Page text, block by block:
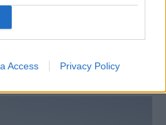
Access Privacy Policy
a uspáva ju
raj